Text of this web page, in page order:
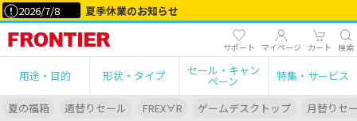
2026/7/8 夏季休業のお知らせ
サポート マイページ カート 検索
用途・目的 形状・タイプ セール・キャン
ペーン 特集・サービス
夏の福箱 週替りセール FREX∀R ゲームデスクトップ 月替りセ